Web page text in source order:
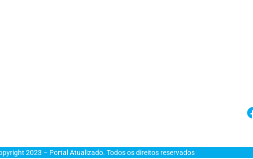
2023 – Portal Atualizado. Todos os direitos reservados